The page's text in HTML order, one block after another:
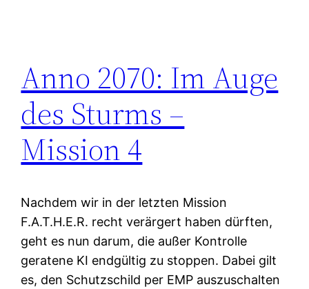
Anno 2070: Im Auge
des Sturms –
Mission 4
Nachdem wir in der letzten Mission
F.A.T.H.E.R. recht verärgert haben dürften,
geht es nun darum, die außer Kontrolle
geratene KI endgültig zu stoppen. Dabei gilt
es, den Schutzschild per EMP auszuschalten